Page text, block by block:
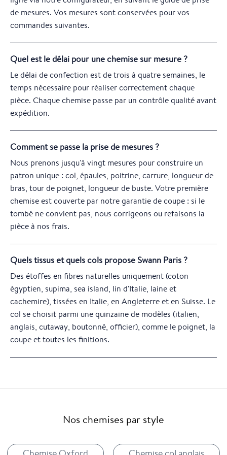
de mesures. Vos mesures sont conservées pour vos
commandes suivantes.
Quel est le délai pour une chemise sur mesure ?
Le délai de confection est de trois à quatre semaines, le
temps nécessaire pour réaliser correctement chaque
pièce. Chaque chemise passe par un contrôle qualité avant
expédition.
Comment se passe la prise de mesures ?
Nous prenons jusqu'à vingt mesures pour construire un
patron unique : col, épaules, poitrine, carrure, longueur de
bras, tour de poignet, longueur de buste. Votre première
chemise est couverte par notre garantie de coupe : si le
tombé ne convient pas, nous corrigeons ou refaisons la
pièce à nos frais.
Quels tissus et quels cols propose Swann Paris ?
Des étoffes en fibres naturelles uniquement (coton
égyptien, supima, sea island, lin d'Italie, laine et
cachemire), tissées en Italie, en Angleterre et en Suisse. Le
col se choisit parmi une quinzaine de modèles (italien,
anglais, cutaway, boutonné, officier), comme le poignet, la
coupe et toutes les finitions.
Nos chemises par style